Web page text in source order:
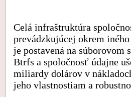
Celá infraštruktúra
prevádzkujúcej okrem iného
je postavená na súborovom
Btrfs a spoločnosť údajne
miliardy dolárov v
jeho vlastnostiam a